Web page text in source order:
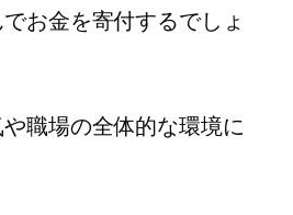
お金を寄付するでしょ
職場の全体的な環境に